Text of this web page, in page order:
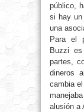
público,
si hay un
una
Para el
Buzzi
partes,
dineros
cambia
alusión a